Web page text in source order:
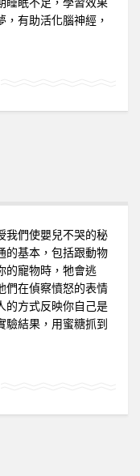
有助活化腦神經，
我們使嬰兒不哭的秘
的基本，包括跟動物
的寵物時，牠會逃
們在偵察憤怒的表情
的方式反映你自己是
驗結果，用蜜糖抓到